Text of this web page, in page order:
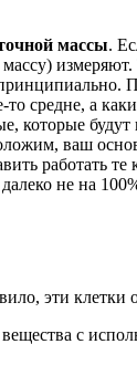
массы.
средне, а
которые
ваш
работать
не на
эти
с